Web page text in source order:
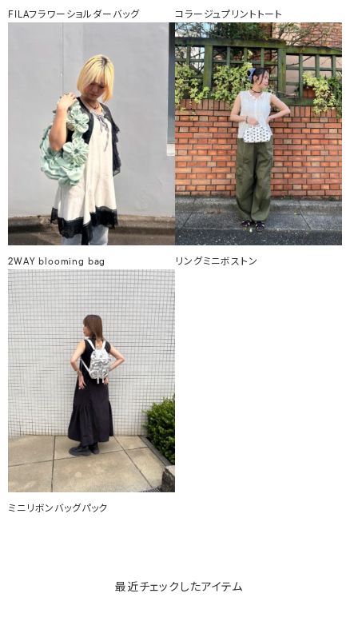
FILAフラワーショルダーバッグ コラージュプリントトート
2WAY blooming bag リングミニボストン
ミニリボンバッグパック
最近チェックしたアイテム